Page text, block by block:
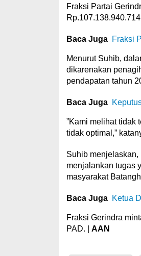
Fraksi Partai
Baca Juga Fraksi
Menurut Suhib,
dikarenakan
pendapatan tahun
Baca Juga
”Kami melihat tidak
tidak optimal,”
Suhib
menjalankan tugas
masyarakat
Baca Juga Ketua
Fraksi Gerindra
PAD. | AAN